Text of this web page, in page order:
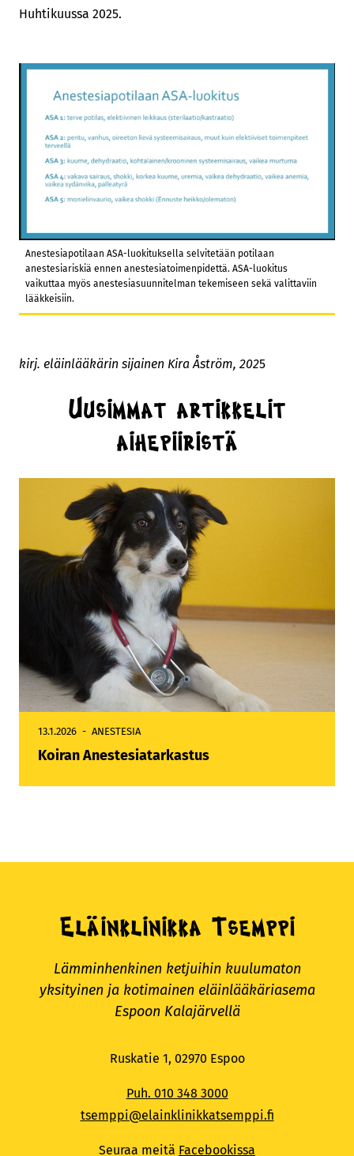
Huhtikuussa 2025.
Anestesiapotilaan ASA-luokituksella selvitetään potilaan
anestesiariskiä ennen anestesiatoimenpidettä. ASA-luokitus
vaikuttaa myös anestesiasuunnitelman tekemiseen sekä valittaviin
lääkkeisiin.
kirj. eläinlääkärin sijainen Kira Åström, 2025
Uusimmat artikkelit
aihepiiristä
13.1.2026 ANESTESIA
Koiran Anestesiatarkastus
Eläinklinikka Tsemppi
Lämminhenkinen ketjuihin kuulumaton
yksityinen ja kotimainen eläinlääkäriasema
Espoon Kalajärvellä
Ruskatie 1, 02970 Espoo
Puh. 010 348 3000
tsemppi@elainklinikkatsemppi.fi
Seuraa meitä Facebookissa